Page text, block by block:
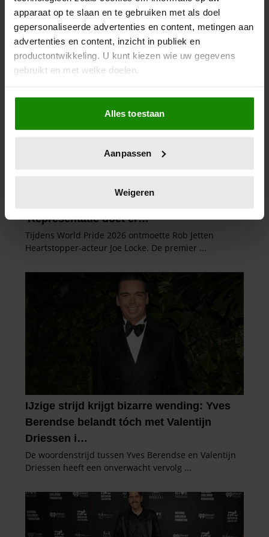
apparaat op te slaan en te gebruiken met als doel
gepersonaliseerde advertenties en content, metingen aan
advertenties en content, inzicht in publiek en
productontwikkeling. U kunt kiezen wie uw gegevens
gebruikt en met welke doelen.
Als u het toestaat, willen we ook graag:
Informatie verzamelen over uw geografische
locatie, die tot een paar meter nauwkeurig kan zijn
scannen op specifieke eigenschappen (fingerprinting)
verwerkt en stel uw voorkeuren in het
intrekken in de Cookieverklaring.
We gebruiken cookies om content en advertenties te
informatie over uw gebruik van onze site met onze
partners voor social media, adverteren en analyse. Deze
partners kunnen deze gegevens combineren met andere
informatie die u aan ze heeft verstrekt of die ze hebben
verzameld op basis van uw gebruik van hun services. U
gaat akkoord met onze cookies als u onze website blijft
Alles toestaan
Aanpassen
Weigeren